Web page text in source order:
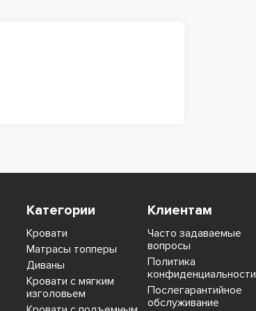
Категории
Кровати
Матрасы топперы
Диваны
Кровати с мягким
изголовьем
Клиентам
Часто задаваемые
вопросы
Политика
конфиденциальности
Послегарантийное
обслуживание